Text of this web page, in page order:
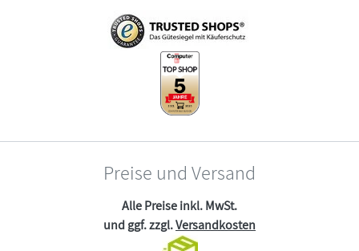
Preise und Versand
Alle Preise inkl. MwSt.
und ggf. zzgl.Versandkosten